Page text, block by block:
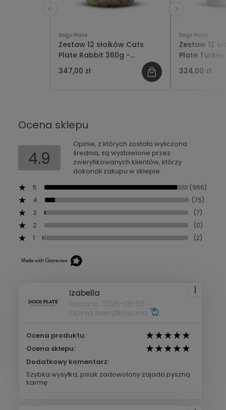
Dogs Plate
Zestaw 12 słoików Cats
Plate Rabbit 360g -
oszczędzasz 19 PLN
347,00 zł
Dogs Plate
Zestaw 12
Plate
oszczędzasz
324,00 zł
Ocena sklepu
4.9
Opinie, z których została wyliczona
średnia, są wystawione przez
zweryfikowanych klientów, którzy
dokonali zakupu w sklepie.
5
(966)
4 (75)
3 (7)
2 (0)
1 (2)
Izabella
Dodano: 2026-08-08
Opinia zweryfikowana
Ocena produktu:
Ocena sklepu:
Dodatkowy komentarz:
Szybka wysyłka, psiak zadowolony zajada pyszną
karmę